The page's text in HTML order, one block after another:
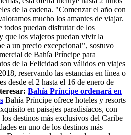
de la cadena. "Comenzar el año con
mucho los amantes de viajar.
todos puedan disfrutar de los
que los viajeros puedan vivir la
a un precio excepcional’’, sostuvo
de Bahía Príncipe para
de la Felicidad son válidos en viajes
reservando las estancias en línea o
desde el 2 hasta el 16 de enero de
Bahía Príncipe ordenará en
Bahía Príncipe ofrece hoteles y resorts
en paisajes paradisíacos, con
destinos más exclusivos del Caribe
en uno de los destinos más